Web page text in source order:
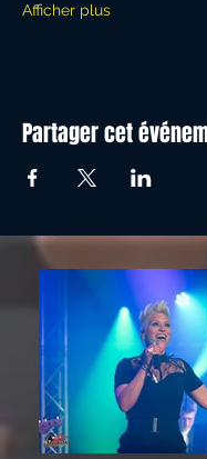
Afficher plus
Partager cet